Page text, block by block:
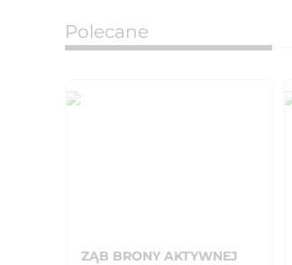
Polecane
ZĄB BRONY AKTYWNEJ